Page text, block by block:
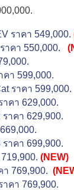
ราคา 549,000.
าคา 550,000.
คา 599,000.
ราคา 599,000.
าคา 629,000.
ราคา 629,900.
ราคา 699,900.
(NEW)
า 769,900.
าคา 769,900.